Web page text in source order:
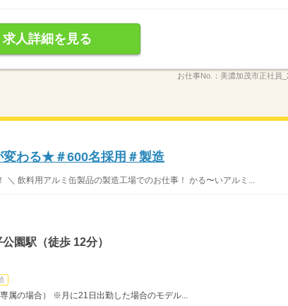
求人詳細を見る
お仕事No.： 美濃加茂市正社員
わる★＃600名採用＃製造
飲料用アルミ缶製品の製造工場でのお仕事！ かる〜いアルミ...
園駅（徒歩 12分）
属の場合） ※月に21日出勤した場合のモデル...